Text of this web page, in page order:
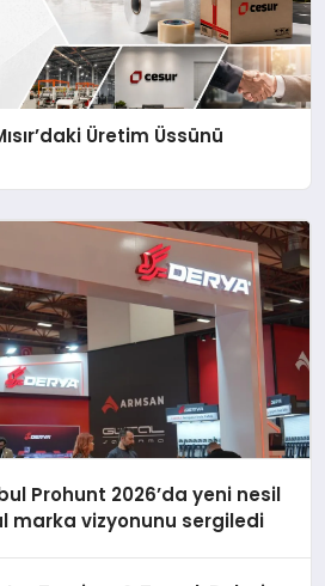
Üretim Üssünü
Prohunt 2026’da yeni nesil
marka vizyonunu sergiledi